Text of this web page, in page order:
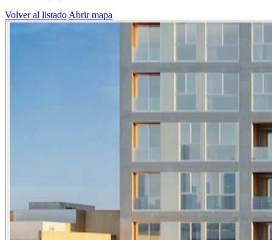
Volver al listado Abrir mapa